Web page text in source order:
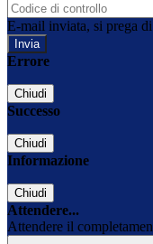
E-mail inviata, si prega
Errore
Chiudi
Successo
Chiudi
Informazione
Chiudi
Attendere...
Attendere il